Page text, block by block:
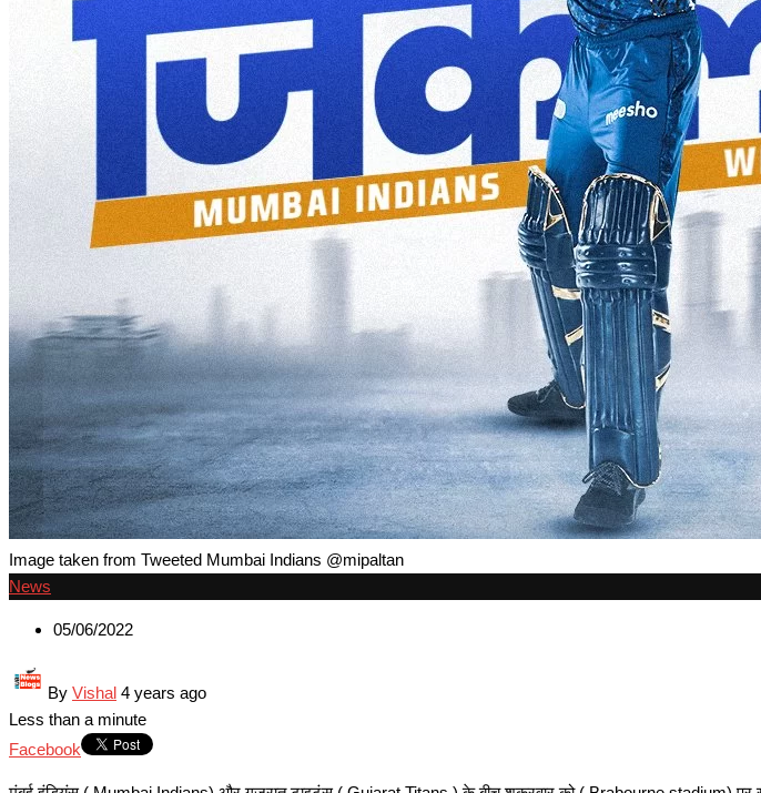
Image taken from Tweeted Mumbai Indians @mipaltan
News
05/06/2022
By Vishal 4 years ago
Less than a minute
Facebook
Google+
LinkedIn
Whatsapp
Pinterest
Share
Print